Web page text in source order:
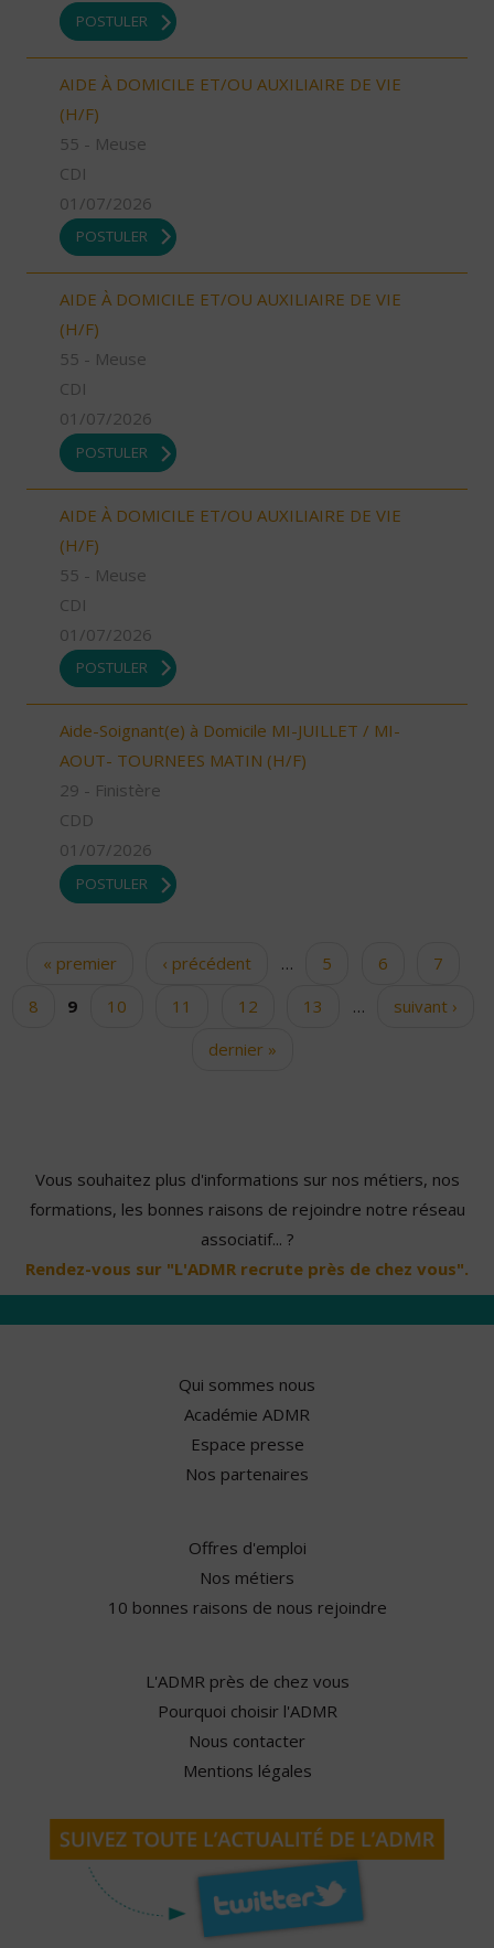
POSTULER
AIDE À DOMICILE ET/OU AUXILIAIRE DE VIE
(H/F)
55 - Meuse
CDI
01/07/2026
POSTULER
AIDE À DOMICILE ET/OU AUXILIAIRE DE VIE
(H/F)
55 - Meuse
CDI
01/07/2026
POSTULER
AIDE À DOMICILE ET/OU AUXILIAIRE DE VIE
(H/F)
55 - Meuse
CDI
01/07/2026
POSTULER
Aide-Soignant(e) à Domicile MI-JUILLET / MI-
AOUT- TOURNEES MATIN (H/F)
29 - Finistère
CDD
01/07/2026
POSTULER
Pages« premier ‹ précédent … 5 6
7
8
9 10 11 12 13 …
suivant ›
dernier »
Vous souhaitez plus d'informations sur nos métiers, nos
formations, les bonnes raisons de rejoindre notre réseau
associatif... ?
Rendez-vous sur "L'ADMR recrute près de chez vous".
Qui sommes nous
Académie ADMR
Espace presse
Nos partenaires
Offres d'emploi
Nos métiers
10 bonnes raisons de nous rejoindre
L'ADMR près de chez vous
Pourquoi choisir l'ADMR
Nous contacter
Mentions légales